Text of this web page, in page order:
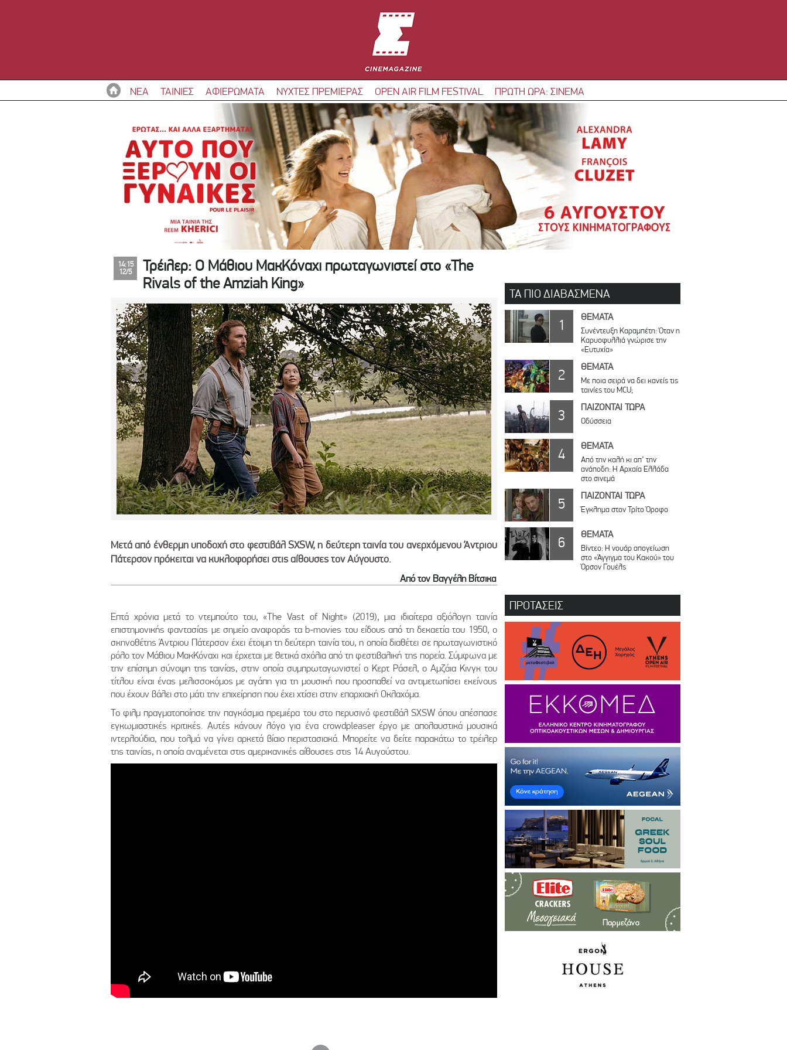
ΝΕΑ ΤΑΙΝΙΕΣ ΑΦΙΕΡΩΜΑΤΑ ΝΥΧΤΕΣ ΠΡΕΜΙΕΡΑΣ OPEN AIR FILM FESTIVAL ΠΡΩΤΗ ΩΡΑ: ΣΙΝΕΜΑ
14:15
12/5
Τρέιλερ: Ο Μάθιου ΜακΚόναχι πρωταγωνιστεί στο «The
Rivals of the Amziah King»
Μετά από ένθερμη υποδοχή στο φεστιβάλ SXSW, η δεύτερη ταινία του ανερχόμενου Άντριου
Πάτερσον πρόκειται να κυκλοφορήσει στις αίθουσες τον Αύγουστο.
Από τον Βαγγέλη Βίτσικα
Επτά χρόνια μετά το ντεμπούτο του, «The Vast of Night» (2019), μια ιδιαίτερα αξιόλογη ταινία
επιστημονικής φαντασίας με σημείο αναφοράς τα b-movies του είδους από τη δεκαετία του 1950, ο
σκηνοθέτης Άντριου Πάτερσον έχει έτοιμη τη δεύτερη ταινία του, η οποία διαθέτει σε πρωταγωνιστικό
ρόλο τον Μάθιου ΜακΚόναχι και έρχεται με θετικά σχόλια από τη φεστιβαλική της πορεία. Σύμφωνα με
την επίσημη σύνοψη της ταινίας, στην οποία συμπρωταγωνιστεί ο Κερτ Ράσελ, ο Αμζάια Κινγκ του
τίτλου είναι ένας μελισσοκόμος με αγάπη για τη μουσική που προσπαθεί να αντιμετωπίσει εκείνους
που έχουν βάλει στο μάτι την επιχείρηση που έχει χτίσει στην επαρχιακή Οκλαχόμα.
Το φιλμ πραγματοποίησε την παγκόσμια πρεμιέρα του στο περυσινό φεστιβάλ SXSW όπου απέσπασε
εγκωμιαστικές κριτικές. Αυτές κάνουν λόγο για ένα crowdpleaser έργο με απολαυστικά μουσικά
ιντερλούδια, που τολμά να γίνει αρκετά βίαιο περιστασιακά. Μπορείτε να δείτε παρακάτω το τρέιλερ
της ταινίας, η οποία αναμένεται στις αμερικανικές αίθουσες στις 14 Αυγούστου.
ΤΑ ΠΙΟ ΔΙΑΒΑΣΜΕΝΑ
1 ΘΕΜΑΤΑ
Συνέντευξη Καραμπέτη: Όταν η
Καρυοφυλλιά γνώρισε την
«Ευτυχία»
2 ΘΕΜΑΤΑ
Με ποια σειρά να δει κανείς τις
ταινίες του MCU;
3 ΠΑΙΖΟΝΤΑΙ ΤΩΡΑ
Οδύσσεια
4 ΘΕΜΑΤΑ
Από την καλή κι απ’ την
ανάποδη: Η Αρχαία Ελλάδα
στο σινεμά
5 ΠΑΙΖΟΝΤΑΙ ΤΩΡΑ
Έγκλημα στον Τρίτο Όροφο
6 ΘΕΜΑΤΑ
Βίντεο: Η νουάρ απογείωση
στο «Άγγιγμα του Κακού» του
Όρσον Γουέλς
ΠΡΟΤΑΣΕΙΣ